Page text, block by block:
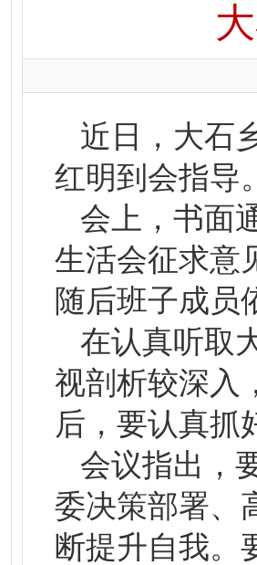
近日，大石
红明到会指导。
会上，书面
生活会征求意
随后班子成员
在认真听取
视剖析较深入
后，要认真抓
会议指出，
委决策部署、
断提升自我。